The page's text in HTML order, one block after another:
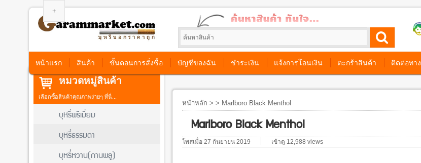
หน้าแรก สินค้า ขั้นตอนการสั่งซื้อ บัญชีของฉัน ชำระเงิน แจ้งการโอนเงิน ตะกร้าสินค้า ติดต่อทา
หน้าหลัก > > Marlboro Black Menthol
Marlboro Black Menthol
โพสเมื่อ 27 กันยายน 2019 เข้าดู 12,988 views
หมวดหมู่สินค้า
เลือกซื้อสินค้าคุณภาพง่ายๆ ที่นี่...
บุหรี่พรีเมี่ยม
บุหรี่ธรรมดา
บุหรี่หวาน(กานพลู)